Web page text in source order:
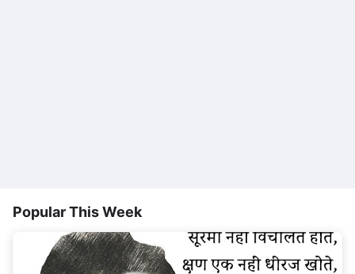
Popular This Week